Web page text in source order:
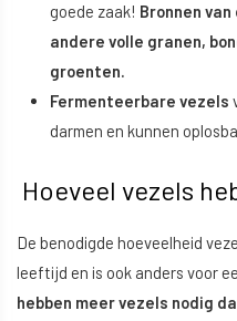
goede zaak! Bronnen
andere volle granen,
groenten.
Fermenteerbare vezels
darmen en kunnen
Hoeveel vezels
De benodigde hoeveelheid
leeftijd en is ook anders voor
hebben meer vezels nodig